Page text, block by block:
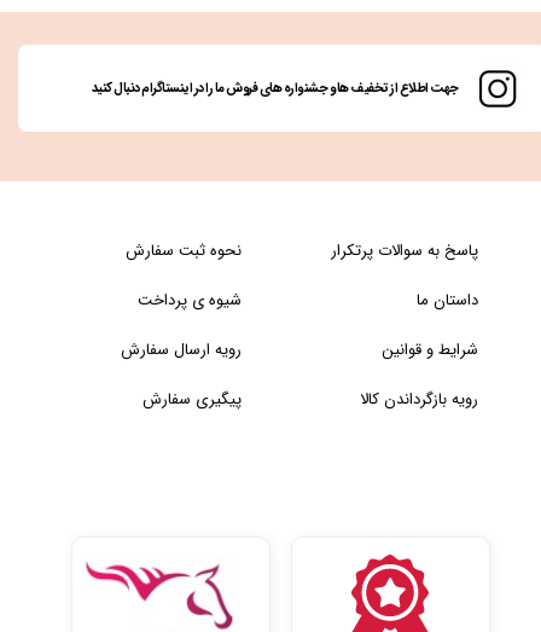
جهت اطلاع از تخفیف ها و جشنواره های فروش ما را در اینستاگرام دنبال کنید
پاسخ به سوالات پرتکرار
داستان ما
شرایط و قوانین
رویه بازگرداندن کالا
نحوه ثبت سفارش
شیوه ی پرداخت
رویه ارسال سفارش
پیگیری سفارش